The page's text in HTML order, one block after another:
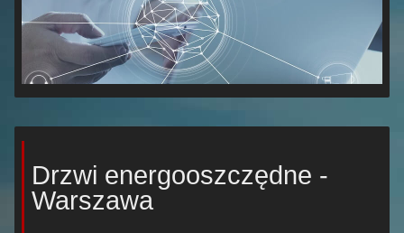
Drzwi energooszczędne -
Warszawa